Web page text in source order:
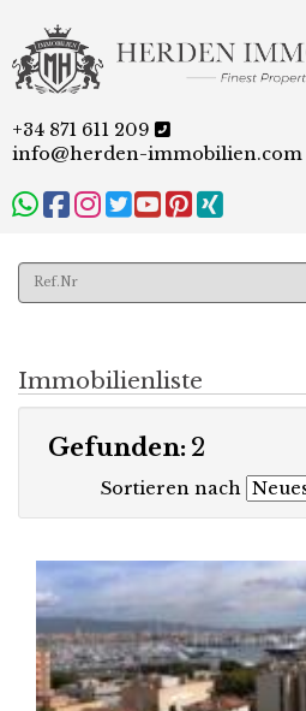
+34 871 611 209
info@herden-immobilien.com
Immobilienliste
Gefunden: 2
Sortieren nach